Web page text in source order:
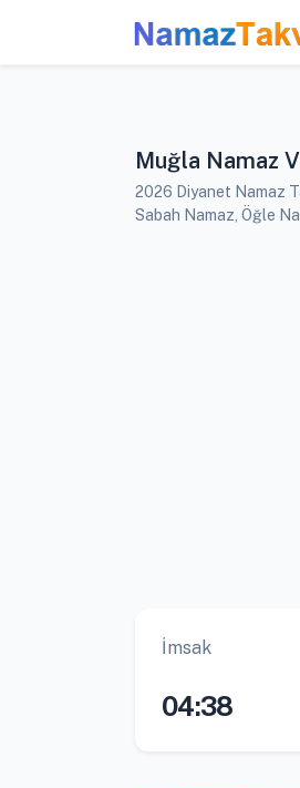
Muğla Namaz
2026 Diyanet Namaz
Sabah Namaz, Öğle
İmsak
04:38